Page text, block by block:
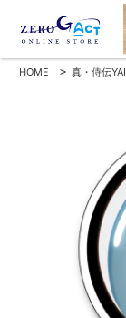
HOME > 真・侍伝